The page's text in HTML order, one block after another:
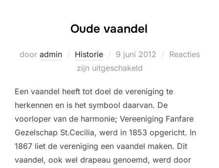
Oude vaandel
door admin Historie
Geplaatst
op
9 juni 2012
Reacties
zijn uitgeschakeld
Een vaandel heeft tot doel de vereniging te
herkennen en is het symbool daarvan. De
voorloper van de harmonie; Vereeniging Fanfare
Gezelschap St.Cecilia, werd in 1853 opgericht. In
1867 liet de vereniging een vaandel maken. Dit
vaandel, ook wel drapeau genoemd, werd door